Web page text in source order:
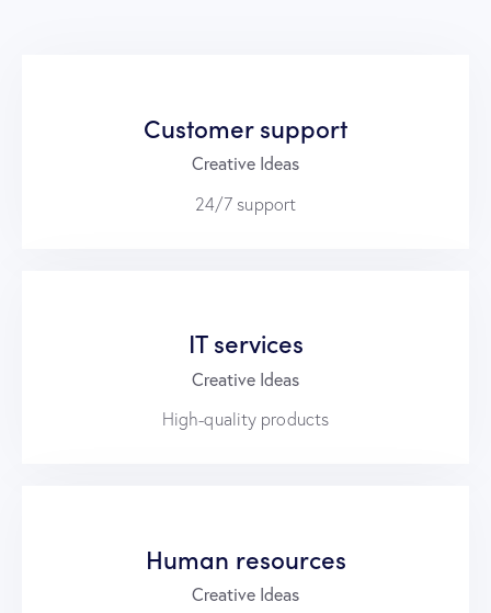
Customer support
Creative Ideas
24/7 support
IT services
Creative Ideas
High-quality products
Human resources
Creative Ideas